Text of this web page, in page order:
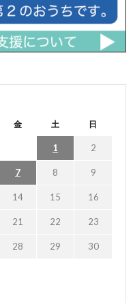
金 土 日
1 2
7 8 9
14 15 16
21 22 23
28 29 30